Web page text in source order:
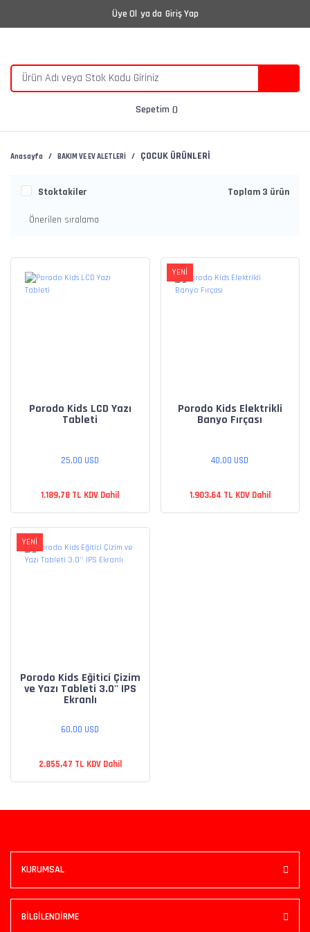
Üye Ol ya da Giriş Yap
Sepetim
Anasayfa BAKIM VE EV ALETLERİ ÇOCUK ÜRÜNLERİ
Stoktakiler Toplam 3 ürün
Porodo Kids LCD Yazı
Tableti
25,00 USD
1.189,78 TL KDV Dahil
YENİ
Porodo Kids Elektrikli
Banyo Fırçası
40,00 USD
1.903,64 TL KDV Dahil
YENİ
Porodo Kids Eğitici Çizim
ve Yazı Tableti 3.0'' IPS
Ekranlı
60,00 USD
2.855,47 TL KDV Dahil
KURUMSAL
BİLGİLENDİRME